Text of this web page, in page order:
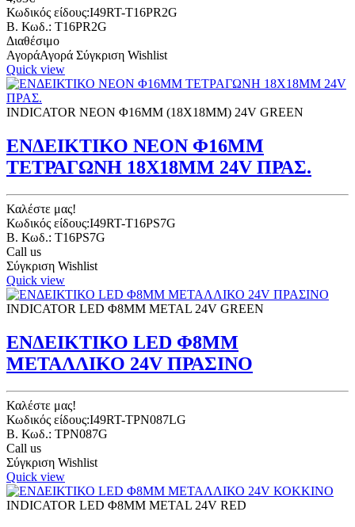
Κωδικός είδους:I49RT-T16PR2G
B. Κωδ.: T16PR2G
Διαθέσιμο
ΑγοράΑγορά Σύγκριση Wishlist
Quick view
INDICATOR NEON Φ16ΜΜ (18X18ΜΜ) 24V GREEN
ΕΝΔΕΙΚΤΙΚΟ ΝΕΟΝ Φ16ΜΜ
ΤΕΤΡΑΓΩΝΗ 18Χ18ΜΜ 24V ΠΡΑΣ.
Καλέστε μας!
Κωδικός είδους:I49RT-T16PS7G
B. Κωδ.: T16PS7G
Call us
Σύγκριση Wishlist
Quick view
INDICATOR LED Φ8ΜΜ METAL 24V GREEN
ΕΝΔΕΙΚΤΙΚΟ LED Φ8ΜΜ
ΜΕΤΑΛΛΙΚΟ 24V ΠΡΑΣΙΝΟ
Καλέστε μας!
Κωδικός είδους:I49RT-TPN087LG
B. Κωδ.: TPN087G
Call us
Σύγκριση Wishlist
Quick view
INDICATOR LED Φ8ΜΜ METAL 24V RED